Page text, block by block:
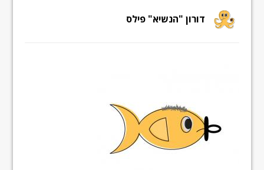
דורון "הנשיא" פילס